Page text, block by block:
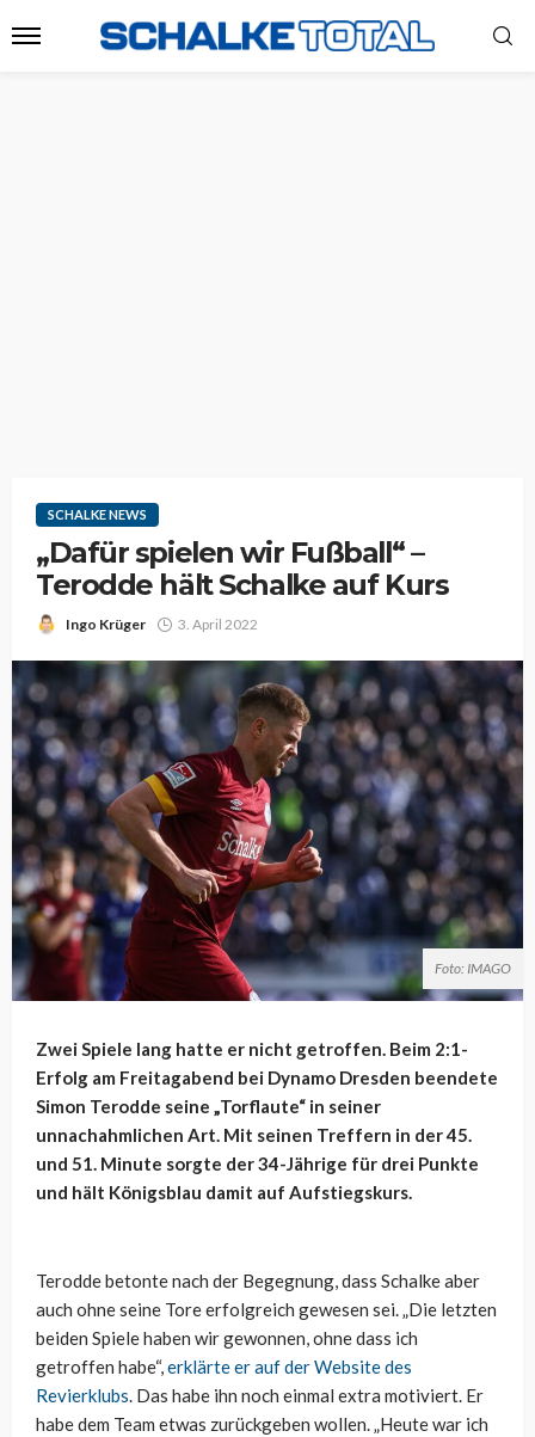
SCHALKE NEWS
„Dafür spielen wir Fußball“ –
Terodde hält Schalke auf Kurs
Ingo Krüger 3. April 2022
Foto: IMAGO
Zwei Spiele lang hatte er nicht getroffen. Beim 2:1-
Erfolg am Freitagabend bei Dynamo Dresden beendete
Simon Terodde seine „Torflaute“ in seiner
unnachahmlichen Art. Mit seinen Treffern in der 45.
und 51. Minute sorgte der 34-Jährige für drei Punkte
und hält Königsblau damit auf Aufstiegskurs.
Terodde betonte nach der Begegnung, dass Schalke aber
auch ohne seine Tore erfolgreich gewesen sei. „Die letzten
beiden Spiele haben wir gewonnen, ohne dass ich
getroffen habe“,erklärte er auf der Website des
Revierklubs. Das habe ihn noch einmal extra motiviert. Er
habe dem Team etwas zurückgeben wollen. „Heute war ich